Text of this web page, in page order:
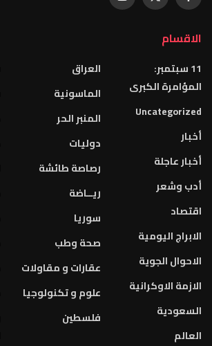
الاقسام
11 سبتمبر:
المؤامرة الكبرى
Uncategorized
أخبار
أخبار عاجلة
أدب وشعر
اقتصاد
الابراج اليومية
الاحوال الجوية
الازمة الاوكرانية
السعودية
العالم
العراق
الماسونية
المنبر الحر
دوليات
رصاصة طائشة
ريــاضة
سوريا
صحة وطب
عقارات و مقاولات
علوم و تكنولوجيا
فلسطين